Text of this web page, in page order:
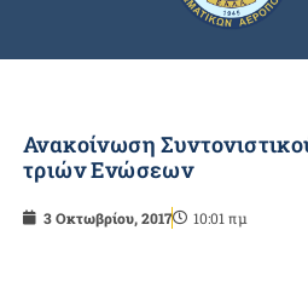
Ανακοίνωση
τριών Ενώσεων
3 Οκτωβρίου, 2017 10:01 πμ